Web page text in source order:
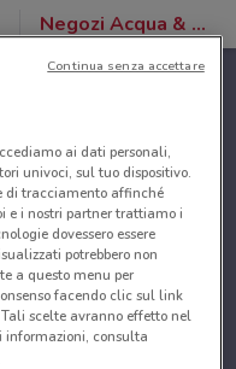
Negozi Acqua & Sapone
ai dati personali,
univoci, sul tuo dispositivo.
di tracciamento affinché
e i nostri partner trattiamo i
dovessero essere
potrebbero non
a questo menu per
facendo clic sul link
scelte avranno effetto nel
informazioni, consulta
Continua senza accettare